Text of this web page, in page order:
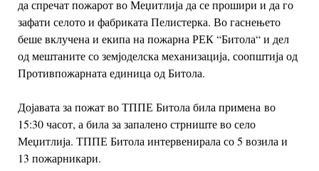
да спречат пожарот во Меџитлија да се прошири и да го
зафати селото и фабриката Пелистерка. Во гаснењето
беше вклучена и екипа на пожарна РЕК “Битола“ и дел
од мештаните со земјоделска механизација, соопштија од
Противпожарната единица од Битола.
Дојавата за пожат во ТППЕ Битола била примена во
15:30 часот, а била за запалено стрниште во село
Меџитлија. ТППЕ Битола интервенирала со 5 возила и
13 пожарникари.